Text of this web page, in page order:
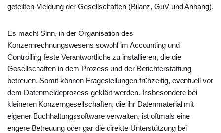
geteilten Meldung der Gesellschaften (Bilanz, GuV und Anhang).
Es macht Sinn, in der Organisation des
Konzernrechnungswesens sowohl im Accounting und
Controlling feste Verantwortliche zu installieren, die die
Gesellschaften in dem Prozess und der Berichterstattung
betreuen. Somit können Fragestellungen frühzeitig, eventuell vor
dem Datenmeldeprozess geklärt werden. Insbesondere bei
kleineren Konzerngesellschaften, die ihr Datenmaterial mit
eigener Buchhaltungssoftware verwalten, ist oftmals eine
engere Betreuung oder gar die direkte Unterstützung bei